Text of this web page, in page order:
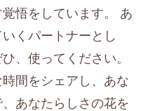
悟をしています。 あ
くパートナーとし
、使ってください。
間をシェアし、あな
あなたらしさの花を